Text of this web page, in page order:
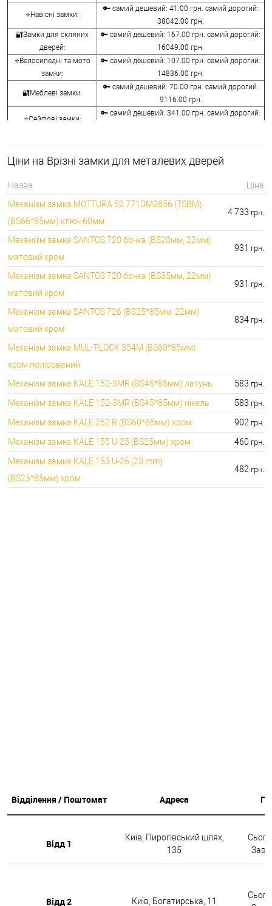
⭐Навісні замки:
🔑 самий дешевий: 41.00 грн. самий дорогий:
38042.00 грн.
🔐Замки для скляних
дверей:
🔑 самий дешевий: 167.00 грн. самий дорогий:
16049.00 грн.
⭐Велосипедні та мото
замки:
🔑 самий дешевий: 107.00 грн. самий дорогий:
14836.00 грн.
🔐Меблеві замки:
🔑 самий дешевий: 70.00 грн. самий дорогий:
9116.00 грн.
⭐Сейфові замки:
🔑 самий дешевий: 341.00 грн. самий дорогий:
🔐Кодові замки:
⭐Протипожежна
🔑 самий дешевий: 290.00 грн. самий дорогий:
🔐Замки для ролетів:
🔑 самий дешевий: 600.00 грн. самий дорогий:
660.00 грн.
Ціни на Врізні замки для металевих дверей
Назва
Ціна
Механізм замка MOTTURA 52.771DM2856 (TSBM)
(BS66*85мм) ключ 60мм
4 733 грн.
Механізм замка SANTOS 720 бочка (BS20мм, 22мм)
матовий хром
931 грн.
Механізм замка SANTOS 720 бочка (BS35мм, 22мм)
матовий хром
931 грн.
Механізм замка SANTOS 726 (BS25*85мм, 22мм)
матовий хром
834 грн.
Механізм замка MUL-T-LOCK 354M (BS60*85мм)
хром полірований
Механізм замка KALE 152-3MR (BS45*85мм) латунь
583 грн.
Механізм замка KALE 152-3MR (BS45*85мм) нікель 583 грн.
Механізм замка KALE 252 R (BS60*85мм) хром 902 грн.
Механізм замка KALE 155 U-25 (BS25мм) хром 460 грн.
Механізм замка KALE 153 U-25 (23 mm)
(BS25*85мм) хром
482 грн.
Відділення / Поштомат Адреса
Відд 1
Київ, Пирогівський шлях,
135
Відд 2 Київ, Богатирська, 11